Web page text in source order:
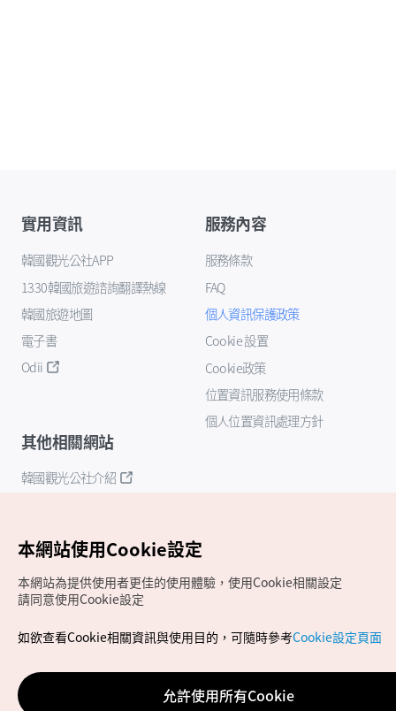
實用資訊
韓國觀光公社APP
1330韓國旅遊諮詢翻譯熱線
韓國旅遊地圖
電子書
Odii
服務內容
服務條款
FAQ
個人資訊保護政策
Cookie 設置
Cookie政策
位置資訊服務使用條款
個人位置資訊處理方針
其他相關網站
韓國觀光公社介紹
Copyrights (c) 韓國觀光公社版權所有
如有相關疑問或建議，歡迎來信至官方信箱
chinese_big5@knto.or.kr
本網站使用Cookie設定
本網站為提供使用者更佳的使用體驗，使用Cookie相關設定
請同意使用Cookie設定
如欲查看Cookie相關資訊與使用目的，可隨時參考Cookie設定頁面
允許使用所有Cookie